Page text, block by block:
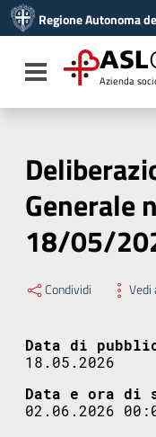
Vai al menu di
Vai al footer
Regione Autonoma
Toggle navigation
ASL
Azienda
Generale
18/05/
Condividi Vedi
Data di
18.05.2026
Data e ora di
02.06.2026